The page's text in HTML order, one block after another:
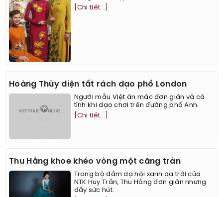
[Chi tiết...]
Hoàng Thùy diện tất rách dạo phố London
Người mẫu Việt ăn mặc đơn giản và cá
tính khi dạo chơi trên đường phố Anh.
[Chi tiết...]
Thu Hằng khoe khéo vòng một căng tràn
Trong bộ đầm dạ hội xanh da trời của
NTK Huy Trần, Thu Hằng đơn giản nhưng
đầy sức hút.